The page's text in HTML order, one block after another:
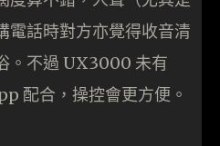
電話時對方亦覺得收音清
。不過 UX3000 未有
配合，操控會更方便。